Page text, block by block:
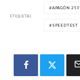
ETIQUETAS
APAGÓN 25F
SPEEDTEST